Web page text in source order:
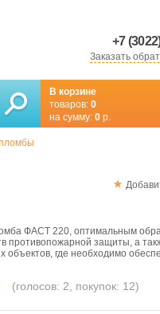
+7
Заказать
В корзине
товаров: 0
на сумму: 0 р.
ФАСТ 220, оптимальным
противопожарной защиты, а
где необходимо
(голосов: 2, покупок: 12)